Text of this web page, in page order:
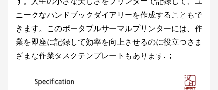
ニークなハンドブックダイアリーを作成することもで
きます。このポータブルサーマルプリンターには、作
業を即座に記録して効率を向上させるのに役立つさま
ざまな作業タスクテンプレートもあります. ;